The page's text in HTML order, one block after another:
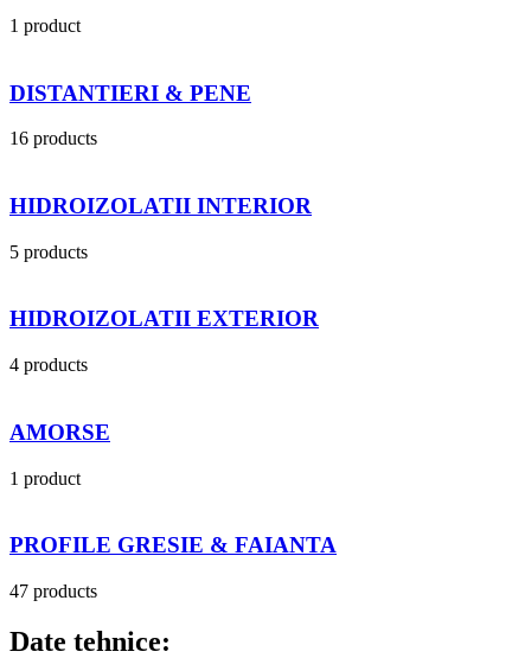
1 product
DISTANTIERI & PENE
16 products
HIDROIZOLATII INTERIOR
5 products
HIDROIZOLATII EXTERIOR
4 products
AMORSE
1 product
PROFILE GRESIE & FAIANTA
47 products
Date tehnice: